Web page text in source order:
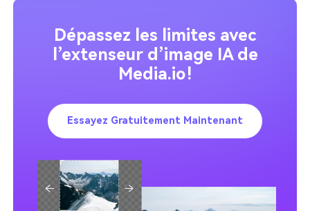
Dépassez les limites avec
l’extenseur d’image IA de
Media.io !
Essayez Gratuitement Maintenant